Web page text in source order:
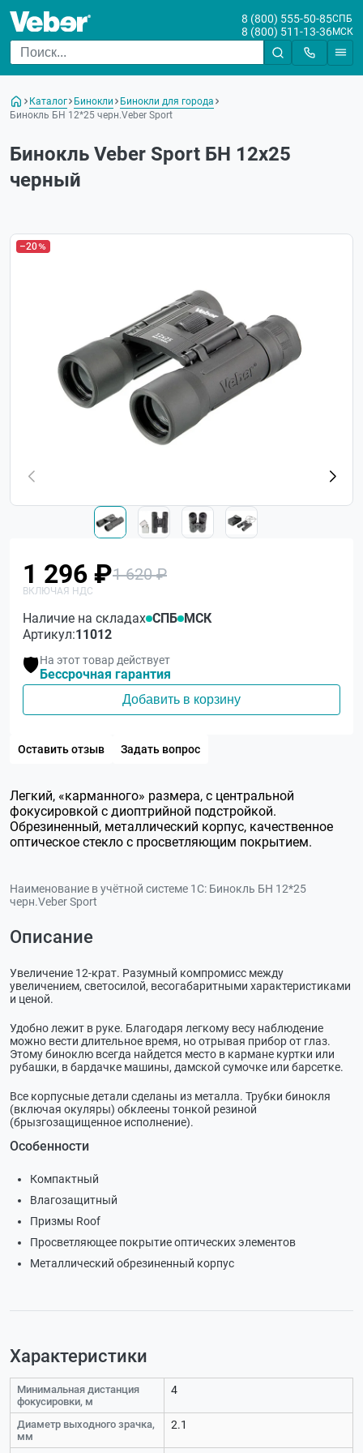
8 (800) 555-50-85СПБ
8 (800) 511-13-36МСК
Каталог Бинокли
Бинокли для города
Бинокль БН 12*25 черн.Veber Sport
Бинокль Veber Sport БН 12x25
черный
–20
1 296 ₽1 620 ₽
Наличие на складах СПБ МСК
Артикул:11012
🛡️На этот товар действует
Бессрочная гарантия
Добавить в корзину
Оставить отзыв Задать вопрос
Легкий, «карманного» размера, с центральной
фокусировкой с диоптрийной подстройкой.
Обрезиненный, металлический корпус, качественное
оптическое стекло с просветляющим покрытием.
Наименование в учётной системе 1С: Бинокль БН 12*25
черн.Veber Sport
Описание
Увеличение 12-крат. Разумный компромисс между
увеличением, светосилой, весогабаритными характеристиками
и ценой.
Удобно лежит в руке. Благодаря легкому весу наблюдение
можно вести длительное время, но отрывая прибор от глаз.
Этому биноклю всегда найдется место в кармане куртки или
рубашки, в бардачке машины, дамской сумочке или барсетке.
Все корпусные детали сделаны из металла. Трубки бинокля
(включая окуляры) обклеены тонкой резиной
(брызгозащищенное исполнение).
Особенности
Компактный
Влагозащитный
Призмы Roof
Просветляющее покрытие оптических элементов
Металлический обрезиненный корпус
Характеристики
Минимальная дистанция
фокусировки, м
4
Диаметр выходного зрачка,
мм
2.1